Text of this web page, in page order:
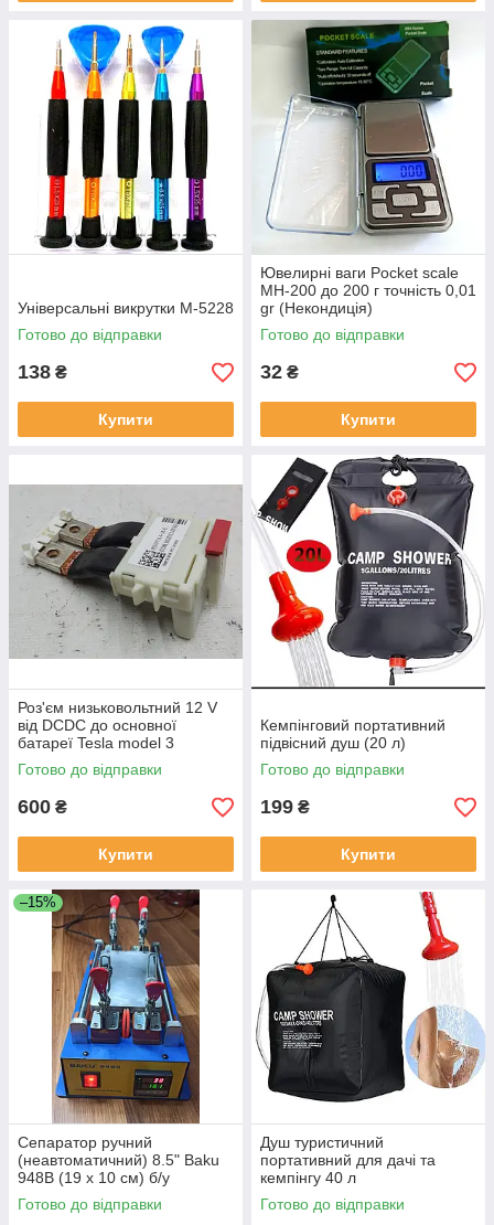
Універсальні викрутки M-5228
Готово до відправки
138 ₴
Купити
Ювелирні ваги Pocket scale
MH-200 до 200 г точність 0,01
gr (Некондиція)
Готово до відправки
32 ₴
Купити
Роз'єм низьковольтний 12 V
від DCDC до основної
батареї Tesla model 3
1077114-10-E
Готово до відправки
600 ₴
Купити
Кемпінговий портативний
підвісний душ (20 л)
Готово до відправки
199 ₴
Купити
–15%
Сепаратор ручний
(неавтоматичний) 8.5" Baku
948B (19 х 10 см) б/у
Готово до відправки
Душ туристичний
портативний для дачі та
кемпінгу 40 л
Готово до відправки